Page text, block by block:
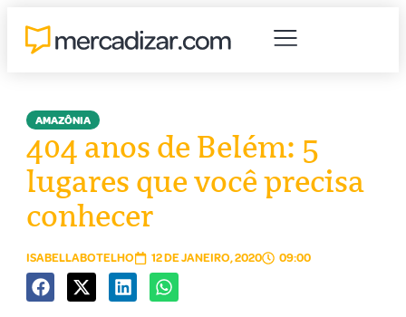
AMAZÔNIA
404 anos de Belém: 5
lugares que você precisa
conhecer
ISABELLABOTELHO 12 DE JANEIRO, 2020 09:00